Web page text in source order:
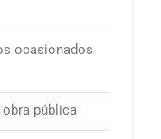
ocasionados
pública